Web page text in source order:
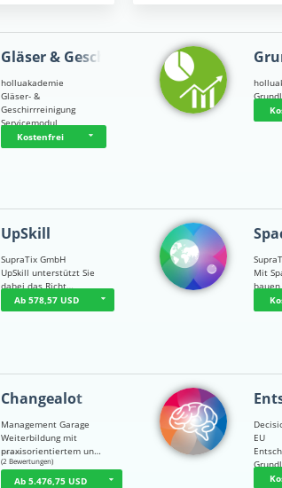
Gläser & Geschi…
holluakademie
Gläser- &
Geschirrreinigung
Servicemodul
Kostenfrei
UpSkill
SupraTix GmbH
UpSkill unterstützt Sie
dabei das Richt…
Ab 578,57 USD
Mit
Changealot
Management Garage
Weiterbildung mit
praxisorientiertem un…
☆☆☆ ☆☆
(2 Bewertungen)
Ab 5.476,75 USD
EU